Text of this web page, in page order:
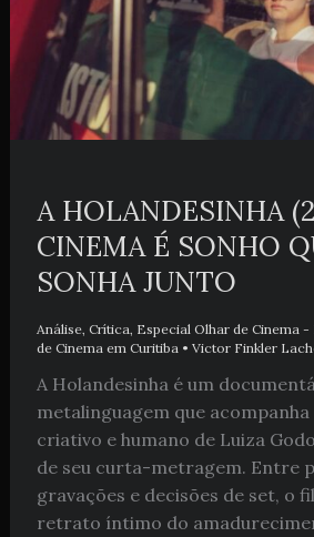
A HOLANDESINHA
CINEMA É SONHO
SONHA JUNTO
Análise, Crítica Especial Olhar de Cinema
de Cinema em Curitiba • Victor Finkler
A Holandesinha é um
metalinguagem que
criativo e humano de Luiza
de seu curta-metragem. Entre
gravações e decisões de set, o
retrato íntimo do